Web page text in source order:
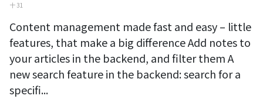
十 31
Content management made fast and easy – little
features, that make a big difference Add notes to
your articles in the backend, and filter them A
new search feature in the backend: search for a
specifi...